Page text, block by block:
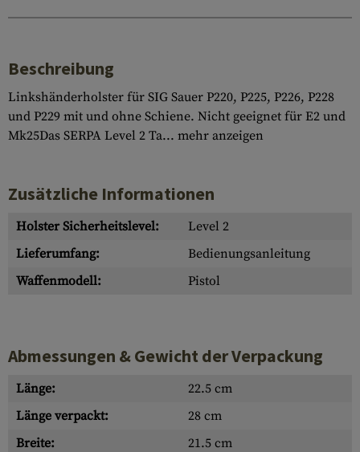
Beschreibung
Linkshänderholster für SIG Sauer P220, P225, P226, P228
und P229 mit und ohne Schiene. Nicht geeignet für E2 und
Mk25Das SERPA Level 2 Ta... mehr anzeigen
Zusätzliche Informationen
Holster Sicherheitslevel:
Level 2
Lieferumfang:
Bedienungsanleitung
Waffenmodell:
Pistol
Abmessungen & Gewicht der Verpackung
Länge:
22.5 cm
Länge verpackt:
28 cm
Breite:
21.5 cm